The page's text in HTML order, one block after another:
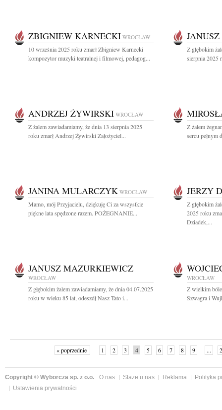
ZBIGNIEW KARNECKI WROCŁAW
10 września 2025 roku zmarł Zbigniew Karnecki
kompozytor muzyki teatralnej i filmowej, pedagog...
Z głębokim
sierpnia 2025
ANDRZEJ ŻYWIRSKI WROCŁAW
Z żalem zawiadamiamy, że dnia 13 sierpnia 2025
roku zmarł Andrzej Żywirski Założyciel...
Z żalem
sercu pełnym
JANINA MULARCZYK WROCŁAW
Mamo, mój Przyjacielu, dziękuję Ci za wszystkie
piękne lata spędzone razem. POŻEGNANIE...
JERZY
Z głębokim
2025 roku
Dziadek,...
JANUSZ MAZURKIEWICZ
WROCŁAW
Z głębokim żalem zawiadamiamy, że dnia 04.07.2025
roku w wieku 85 lat, odeszdł Nasz Tato i...
WROCŁAW
Z wielkim
Szwagra i
« poprzednie 1 2 3 4 5 6 7 8 9 ...
Copyright © Wyborcza sp. z o.o. O nas Staże u nas Reklama
Polityka
Ustawienia prywatności